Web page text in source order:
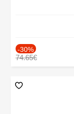
-30%
74.65€